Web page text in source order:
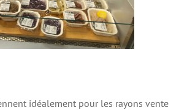
idéalement pour les rayons vente